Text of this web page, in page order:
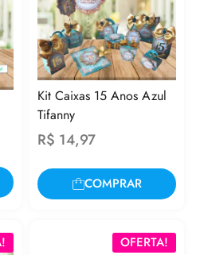
Kit Caixas 15 Anos Azul
Tifanny
R$ 14,97
COMPRAR
OFERTA!